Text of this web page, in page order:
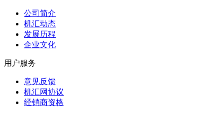
公司简介
机汇动态
发展历程
企业文化
用户服务
意见反馈
机汇网协议
经销商资格